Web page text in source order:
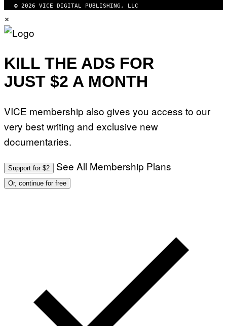
© 2026 VICE DIGITAL PUBLISHING, LLC
×
KILL THE ADS FOR
JUST $2 A MONTH
VICE membership also gives you access to our
very best writing and exclusive new
documentaries.
Support for $2 See All Membership Plans
Or, continue for free